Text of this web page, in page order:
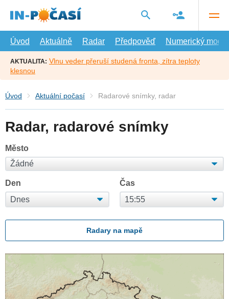
hlavní
Úvod
Aktuálně Radar Předpověď Numerický model
AKTUALITA: Vlnu veder přeruší studená fronta, zítra teploty
klesnou
Úvod Aktuální počasí Radarové snímky, radar
Radar, radarové snímky
Město
Den Čas
Radary na mapě